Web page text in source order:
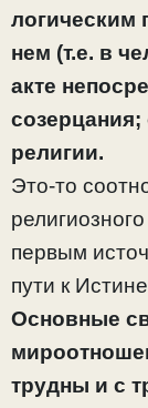
логическим
нем (т.е. в
акте
религии.
Это-то
первым
пути к
Основные
трудны и с